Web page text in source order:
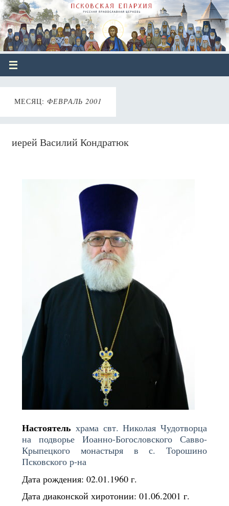
МЕСЯЦ: ФЕВРАЛЬ 2001
иерей Василий Кондратюк
Настоятель храма свт. Николая Чудотворца
на подворье Иоанно-Богословского Савво-
Крыпецкого монастыря в с. Торошино
Псковского р-на
Дата рождения: 02.01.1960 г.
Дата диаконской хиротонии: 01.06.2001 г.